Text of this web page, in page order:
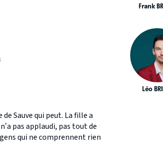
Sauve qui peut. La fille a
pas applaudi, pas tout de
qui ne comprennent rien
Frank
Léo